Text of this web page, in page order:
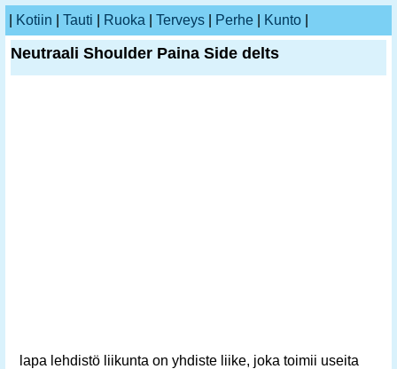
Kotiin Tauti Ruoka Terveys Perhe Kunto
Neutraali Shoulder Paina Side delts
lapa lehdistö liikunta on yhdiste liike, joka toimii useita